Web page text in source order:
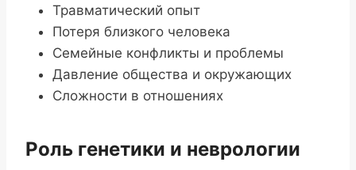
Травматический опыт
Потеря близкого человека
Семейные конфликты и проблемы
Давление общества и окружающих
Сложности в отношениях
Роль генетики и неврологии